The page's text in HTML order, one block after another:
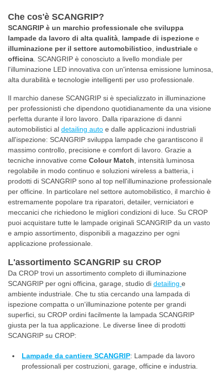
Che cos'è SCANGRIP?
SCANGRIP è un marchio professionale che sviluppa
lampade da lavoro di alta qualità lampade di ispezione e
illuminazione per il settore automobilistico
industriale e
officina . SCANGRIP è conosciuto a livello mondiale per
l'illuminazione LED innovativa con un'intensa emissione luminosa,
alta durabilità e tecnologie intelligenti per uso professionale.
Il marchio danese SCANGRIP si è specializzato in illuminazione
per professionisti che dipendono quotidianamente da una visione
perfetta durante il loro lavoro. Dalla riparazione di danni
automobilistici al detailing auto e dalle applicazioni industriali
all'ispezione: SCANGRIP sviluppa lampade che garantiscono il
massimo controllo, precisione e comfort di lavoro. Grazie a
tecniche innovative come Colour Match , intensità luminosa
regolabile in modo continuo e soluzioni wireless a batteria, i
prodotti di SCANGRIP sono al top nell'illuminazione professionale
per officine. In particolare nel settore automobilistico, il marchio è
estremamente popolare tra riparatori, detailer, verniciatori e
meccanici che richiedono le migliori condizioni di luce. Su CROP
puoi acquistare tutte le lampade originali SCANGRIP da un vasto
e ampio assortimento, disponibili a magazzino per ogni
applicazione professionale.
L'assortimento SCANGRIP su CROP
Da CROP trovi un assortimento completo di illuminazione
SCANGRIP per ogni officina, garage, studio di detailing e
ambiente industriale. Che tu stia cercando una lampada di
ispezione compatta o un'illuminazione potente per grandi
superfici, su CROP ordini facilmente la lampada SCANGRIP
giusta per la tua applicazione. Le diverse linee di prodotti
SCANGRIP su CROP:
Lampade da cantiere SCANGRIP: Lampade da lavoro
professionali per costruzioni, garage, officine e industria.